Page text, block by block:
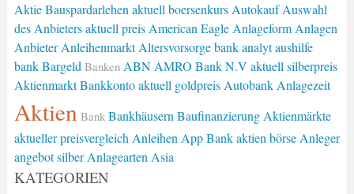
Aktie Bauspardarlehen aktuell boersenkurs Autokauf Auswahl
des Anbieters aktuell preis American Eagle Anlageform Anlagen
Anbieter Anleihenmarkt Altersvorsorge bank analyt aushilfe
bank Bargeld Banken ABN AMRO Bank N.V aktuell silberpreis
Aktienmarkt Bankkonto aktuell goldpreis Autobank Anlagezeit
Aktien Bank Bankhäusern Baufinanzierung Aktienmärkte
aktueller preisvergleich Anleihen App Bank aktien börse Anleger
angebot silber Anlagearten Asia
KATEGORIEN